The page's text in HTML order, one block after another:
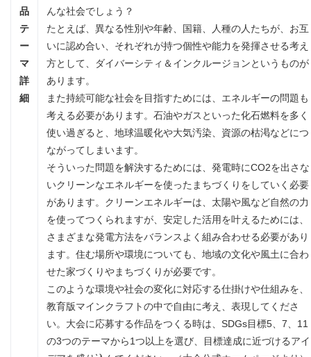
品
テ
ー
マ
詳
細
んな社会でしょう？
たとえば、異なる性別や年齢、国籍、人種の人たちが、お互
いに認め合い、それぞれが持つ個性や能力を発揮させる考え
方として、ダイバーシティ＆インクルージョンというものが
あります。
また持続可能な社会を目指すためには、エネルギーの問題も
考える必要があります。石油やガスといった化石燃料を多く
使い過ぎると、地球温暖化や大気汚染、資源の枯渇などにつ
ながってしまいます。
そういった問題を解決するためには、発電時にCO2を出さな
いクリーンなエネルギーを使ったまちづくりをしていく必要
があります。クリーンエネルギーは、太陽や風など自然の力
を使ってつくられますが、安定した活用を叶えるためには、
さまざまな発電方法をバランスよく組み合わせる必要があり
ます。住む場所や環境についても、地域の文化や風土に合わ
せた家づくりやまちづくりが必要です。
このような環境や社会の変化に対応する仕掛けや仕組みを、
教育版マインクラフトの中で自由に考え、表現してくださ
い。大会に応募する作品をつくる時は、SDGs目標5、7、11
の3つのテーマから1つ以上を選び、目標達成に近づけるアイ